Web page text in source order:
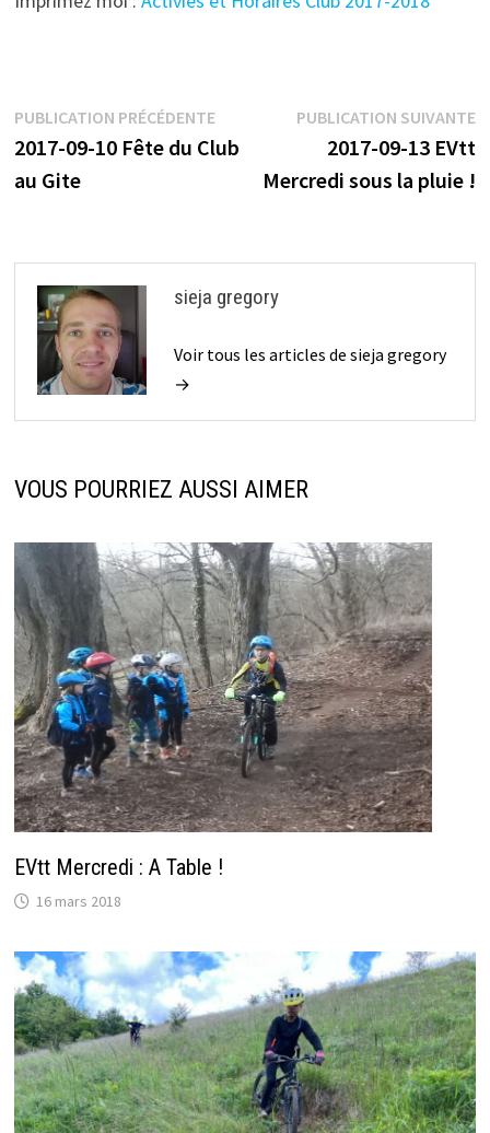
Navigation
de
PUBLICATION PRÉCÉDENTEPublication
précédente :
2017-09-10 Fête du Club
au Gite
PUBLICATION SUIVANTE
2017-09-13 EVtt
Mercredi sous la pluie !
sieja gregory
Voir tous les articles de sieja gregory
→
VOUS POURRIEZ AUSSI AIMER
EVtt Mercredi : A Table !
16 mars 2018